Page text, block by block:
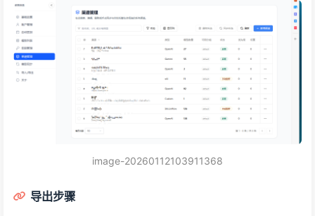
image-20260112103911368
导出步骤